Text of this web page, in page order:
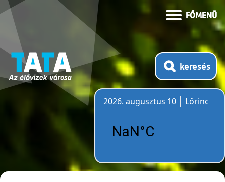
FŐMENÜ
keresés
2026. augusztus 10
Lőrinc